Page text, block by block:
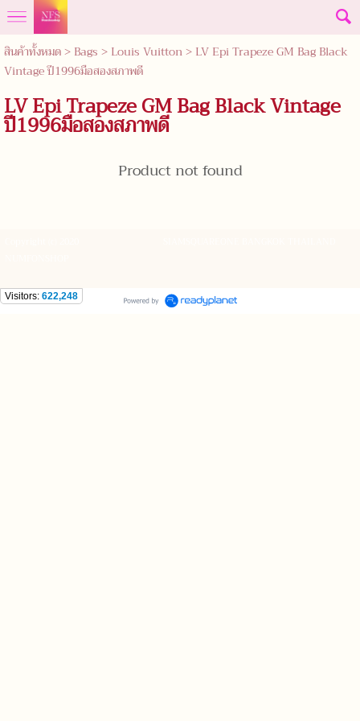
สินค้าทั้งหมด> Bags > Louis Vuitton> LV Epi Trapeze GM Bag Black
Vintage ปี1996มือสองสภาพดี
LV Epi Trapeze GM Bag Black Vintage
ปี1996มือสองสภาพดี
Product not found
Visitors: 622,248